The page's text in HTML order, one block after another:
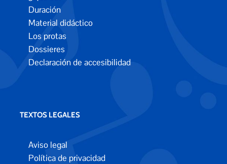
Duración
Material didáctico
Los protas
Dossieres
Declaración de accesibilidad
TEXTOS LEGALES
Aviso legal
Política de privacidad